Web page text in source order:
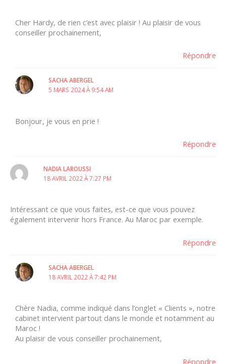
Cher Hardy, de rien c’est avec plaisir ! Au plaisir de vous
conseiller prochainement,
Répondre
SACHA ABERGEL
5 MARS 2024 À 9:54 AM
Bonjour, je vous en prie !
Répondre
NADIA LAROUSSI
18 AVRIL 2022 À 7:27 PM
Intéressant ce que vous faites, est-ce que vous pouvez
également intervenir hors France. Au Maroc par exemple.
Répondre
SACHA ABERGEL
18 AVRIL 2022 À 7:42 PM
Chère Nadia, comme indiqué dans l’onglet « Clients », notre
cabinet intervient partout dans le monde et notamment au
Maroc !
Au plaisir de vous conseiller prochainement,
Répondre